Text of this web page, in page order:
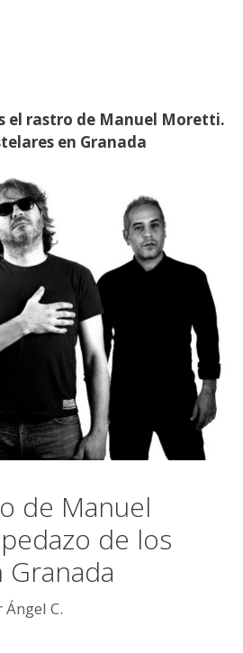
el rastro de Manuel Moretti.
en Granada
de Manuel
de los
Granada
Ángel C.